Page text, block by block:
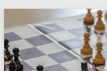
Inhalt
springen